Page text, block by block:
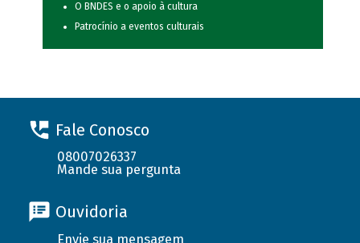
O BNDES e o apoio à cultura
Patrocínio a eventos culturais
Fale Conosco
08007026337
Mande sua pergunta
Ouvidoria
Envie sua mensagem